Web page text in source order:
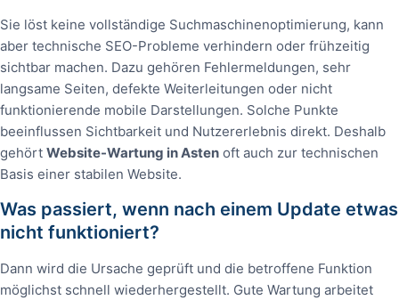
Sie löst keine vollständige Suchmaschinenoptimierung, kann
aber technische SEO-Probleme verhindern oder frühzeitig
sichtbar machen. Dazu gehören Fehlermeldungen, sehr
langsame Seiten, defekte Weiterleitungen oder nicht
funktionierende mobile Darstellungen. Solche Punkte
beeinflussen Sichtbarkeit und Nutzererlebnis direkt. Deshalb
gehört Website-Wartung in Asten oft auch zur technischen
Basis einer stabilen Website.
Was passiert, wenn nach einem Update etwas
nicht funktioniert?
Dann wird die Ursache geprüft und die betroffene Funktion
möglichst schnell wiederhergestellt. Gute Wartung arbeitet